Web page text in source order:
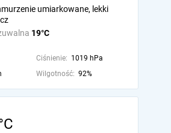
19°C
umiarkowane, lekki
Ciśnienie: 1019 hPa
Wilgotność: 92%